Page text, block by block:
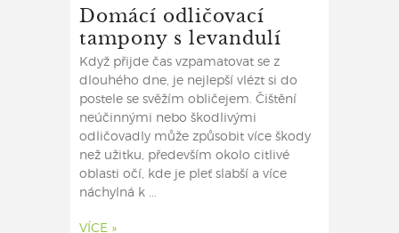
Domácí odličovací
tampony s levandulí
Když přijde čas vzpamatovat se z
dlouhého dne, je nejlepší vlézt si do
postele se svěžím obličejem. Čištění
neúčinnými nebo škodlivými
odličovadly může způsobit více škody
než užitku, především okolo citlivé
oblasti očí, kde je pleť slabší a více
náchylná k ...
VÍCE »